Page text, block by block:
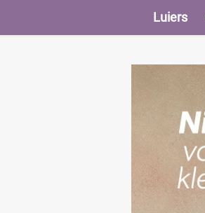
Luiers